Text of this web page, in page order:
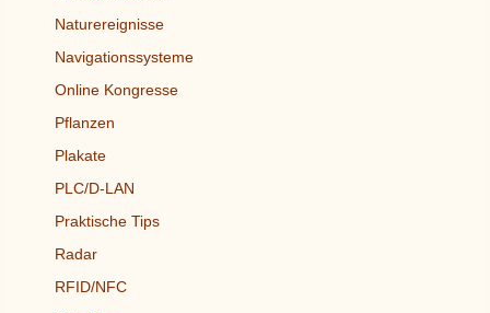
Naturereignisse
Navigationssysteme
Online Kongresse
Pflanzen
Plakate
PLC/D-LAN
Praktische Tips
Radar
RFID/NFC